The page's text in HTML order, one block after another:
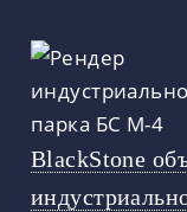
BlackStone